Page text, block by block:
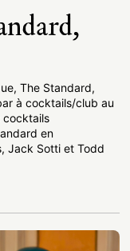
The Standard,
à cocktails/club au
cocktails
en
Jack Sotti et Todd